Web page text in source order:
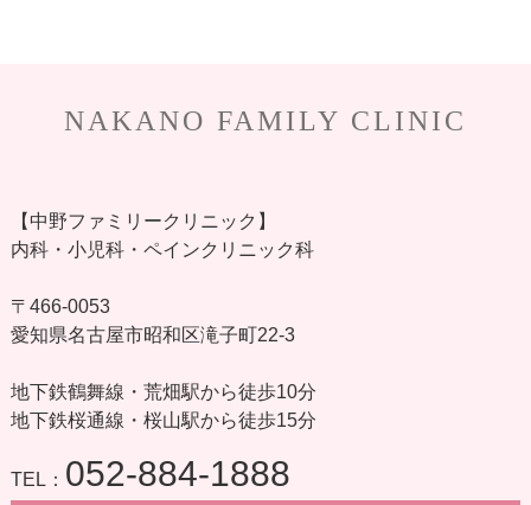
NAKANO FAMILY CLINIC
【中野ファミリークリニック】
内科・小児科・ペインクリニック科
〒466-0053
愛知県名古屋市昭和区滝子町22-3
地下鉄鶴舞線・荒畑駅から徒歩10分
地下鉄桜通線・桜山駅から徒歩15分
TEL： 052-884-1888